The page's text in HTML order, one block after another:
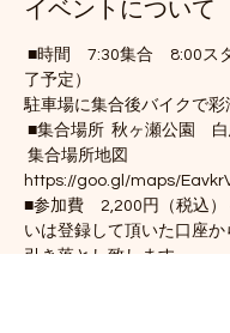
イベントについて
■時間　7:30集合　8:00ス
了予定）
駐車場に集合後バイクで彩
■集合場所  秋ヶ瀬公園　
集合場所地図
https://goo.gl/maps/
■参加費　2,200円（税込
いは登録して頂いた口座か
引き落とし致します。